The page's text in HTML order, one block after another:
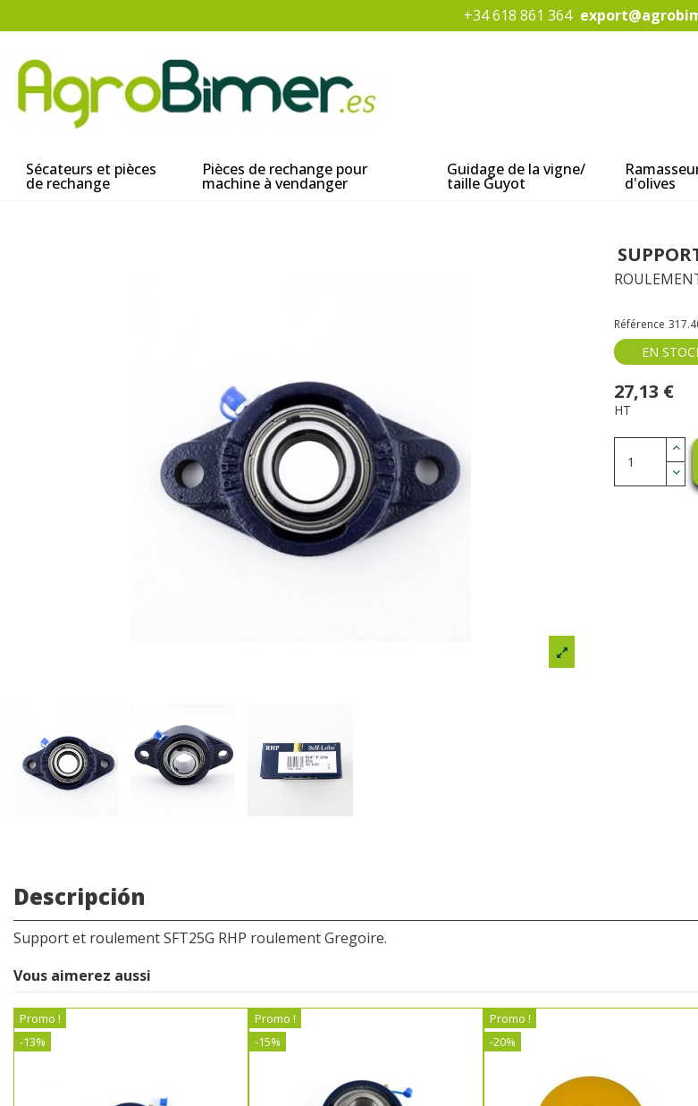
+34 618 861 364
Sécateurs et pièces
de rechange
Pièces de rechange pour
machine à vendanger
Guidage de la vigne/
taille Guyot d'olives
Référence
EN
27,13 €
HT
Descripción
Support et roulement SFT25G RHP roulement Gregoire.
Vous aimerez aussi
Promo !
-13%
Promo !
-15%
Promo !
-20%